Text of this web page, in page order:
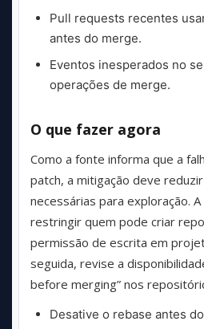
Pull requests recentes
antes do merge.
Eventos inesperados no
operações de merge.
O que fazer agora
Como a fonte informa que a
patch, a mitigação deve
necessárias para exploração.
restringir quem pode criar
permissão de escrita em
seguida, revise a
before merging” nos
Desative o rebase antes